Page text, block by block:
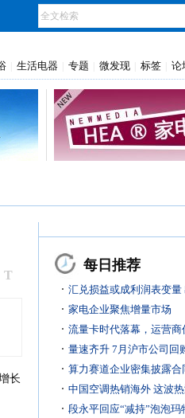
生活电器 专题 微发现 标签 论
T
长
每日推荐
汇兑损益或成利润表变
风控大考
家电企业聚焦增量市场
流量卡时代落幕，运营商
量速齐升 7月沪市公司回
算力赛道企业密集披露合
中国空调热销海外 这波
段永平回应“减持”泡泡玛